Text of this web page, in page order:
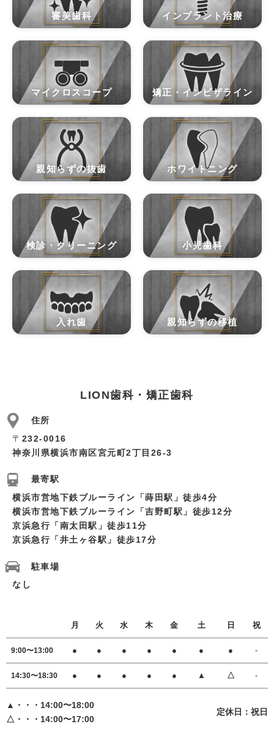
審美歯科 インプラント治療
マイクロスコープ 矯正・インビザライン
親知らずの抜歯 ホワイトニング
検診・クリーニング 小児歯科
入れ歯 親知らずの移植
LION歯科・矯正歯科
住所
〒 232-0016
神奈川県横浜市南区宮元町2丁目26-3
最寄駅
横浜市営地下鉄ブルーライン「蒔田駅」徒歩4分
横浜市営地下鉄ブルーライン「吉野町駅」徒歩12分
京浜急行「南太田駅」徒歩11分
京浜急行「井土ヶ谷駅」徒歩17分
駐車場
なし
月 火 水 木 金 土 日 祝
9:00〜13:00 ● ● ● ● ● ● ● -
14:30〜18:30 ● ● ● ● ● ▲ △ -
▲・・・14:00〜18:00
△・・・14:00〜17:00
定休日：祝日